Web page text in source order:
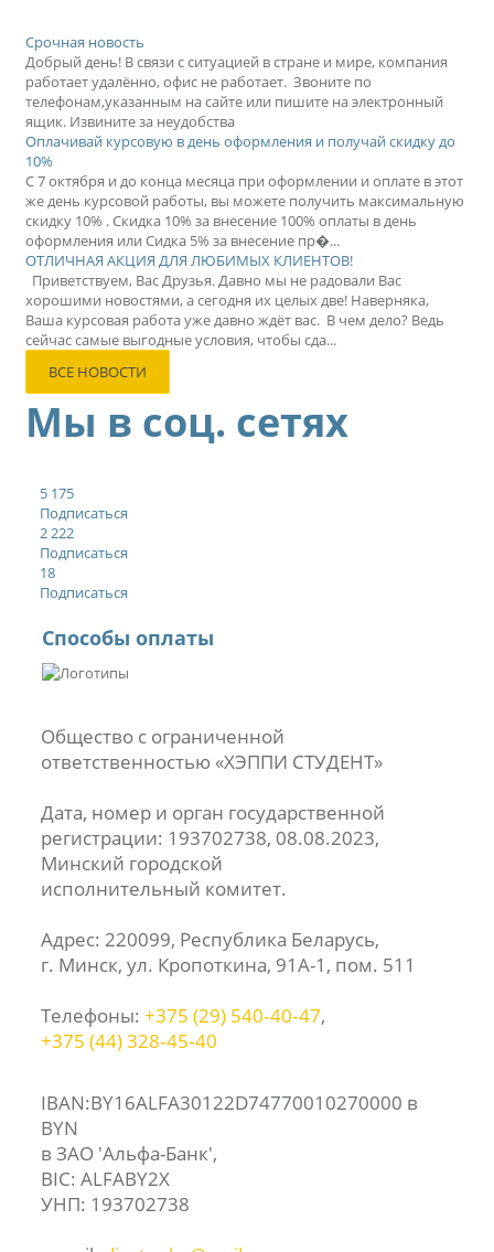
Срочная новость
Добрый день! В связи с ситуацией в стране и мире, компания
работает удалённо, офис не работает. Звоните по
телефонам,указанным на сайте или пишите на электронный
ящик. Извините за неудобства
Оплачивай курсовую в день оформления и получай скидку до
10%
С 7 октября и до конца месяца при оформлении и оплате в этот
же день курсовой работы, вы можете получить максимальную
скидку 10% . Скидка 10% за внесение 100% оплаты в день
оформления или Сидка 5% за внесение пр�...
ОТЛИЧНАЯ АКЦИЯ ДЛЯ ЛЮБИМЫХ КЛИЕНТОВ!
Приветствуем, Вас Друзья. Давно мы не радовали Вас
хорошими новостями, а сегодня их целых две! Наверняка,
Ваша курсовая работа уже давно ждёт вас. В чем дело? Ведь
сейчас самые выгодные условия, чтобы сда...
ВСЕ НОВОСТИ
Мы в соц. сетях
5 175
Подписаться
2 222
Подписаться
18
Подписаться
Способы оплаты
Общество с ограниченной
ответственностью «ХЭППИ СТУДЕНТ»
Дата, номер и орган государственной
регистрации: 193702738, 08.08.2023,
Минский городской
исполнительный комитет.
Адрес: 220099, Республика Беларусь,
г. Минск, ул. Кропоткина, 91А-1, пом. 511
Телефоны: +375 (29) 540‑40‑47,
+375 (44) 328‑45‑40
IBAN:BY16ALFA30122D74770010270000 в
BYN
в ЗАО 'Альфа-Банк',
BIC: ALFABY2X
УНП: 193702738